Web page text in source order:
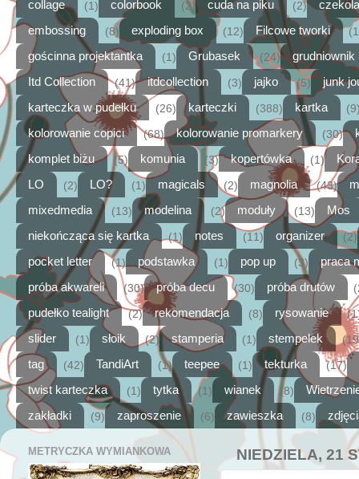
collage
(1) colorbook (2) cuda na piku (2)
embossing
(8) exploding box (12) Filcowe tworki
gościnna projektantka (1) Grubasek (24)
grudniownik
Itd Collection
(41) itdcollection (3) jajko (5)
junk
karteczka w pudełku
(26) karteczki (388) kartka
kolorowanie copici (68) kolorowanie promarkery (30)
komplet biżu
(5) komunia (3) kopertówka (1)
LO
(2) LO? (1) magicals (2) magnolia (43)
mixedmedia
(13) modelina (2) moduły (13)
Mos
niekończąca się kartka
(1) notes (11) organizer (2)
pocket letter (1) podstawka (1) pop up (3)
praca
próba akwareli
(30) próba decu (30) próba drutów
pudełko tealight (2) rekomendacja (8) rysowanie
slider (1) słoik (2) stamperia (1) stempelek
tag (42) TandiArt (1) teepee (1) tekturka (17)
twist karteczka (1) tytka (1) wianek (8)
zakładki
(9) zaproszenie (6) zawieszka (8)
NIEDZIELA, 21
METRYCZKA WYMIANKOWA